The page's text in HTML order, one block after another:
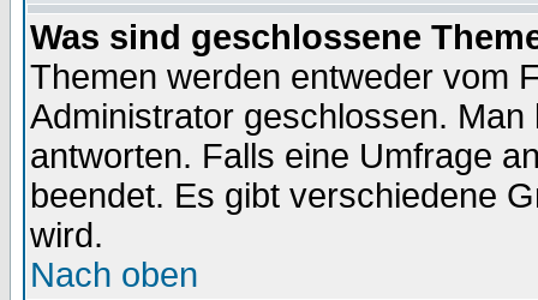
Was sind geschlossene
Themen werden entweder vom
Administrator geschlossen.
antworten. Falls eine Umfrage
beendet. Es gibt verschiedene
wird.
Nach oben